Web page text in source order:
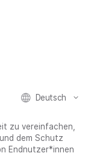
Deutsch
zu vereinfachen,
dem Schutz
Endnutzer*innen